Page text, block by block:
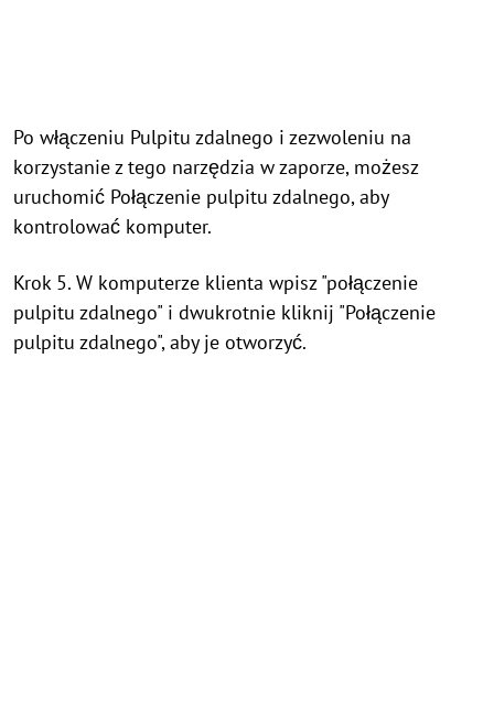
Po włączeniu Pulpitu zdalnego i zezwoleniu na
korzystanie z tego narzędzia w zaporze, możesz
uruchomić Połączenie pulpitu zdalnego, aby
kontrolować komputer.
Krok 5. W komputerze klienta wpisz "połączenie
pulpitu zdalnego" i dwukrotnie kliknij "Połączenie
pulpitu zdalnego", aby je otworzyć.